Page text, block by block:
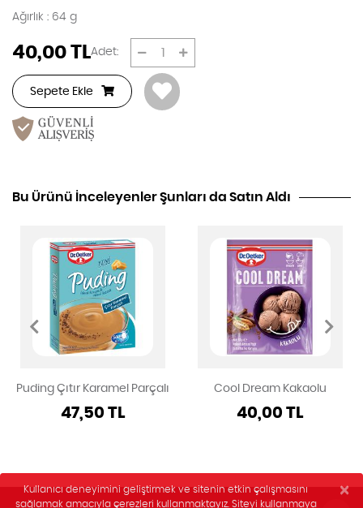
Ağırlık : 64 g
40,00 TLAdet:
Sepete Ekle
Bu Ürünü İnceleyenler Şunları da Satın Aldı
Puding Çıtır Karamel Parçalı
47,50 TL
Cool Dream Kakaolu
40,00 TL
×
Kullanıcı deneyimini geliştirmek ve sitenin etkin çalışmasını
sağlamak amacıyla çerezleri kullanmaktayız. Siteyi kullanmaya